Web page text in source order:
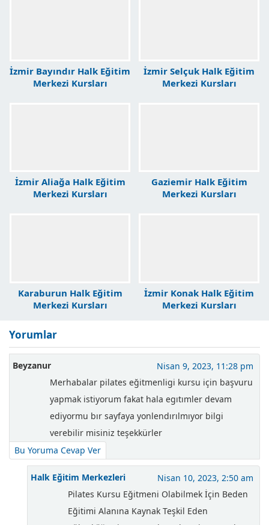
İzmir Bayındır Halk Eğitim
Merkezi Kursları
İzmir Selçuk Halk Eğitim
Merkezi Kursları
İzmir Aliağa Halk Eğitim
Merkezi Kursları
Gaziemir Halk Eğitim
Merkezi Kursları
Karaburun Halk Eğitim
Merkezi Kursları
İzmir Konak Halk Eğitim
Merkezi Kursları
Yorumlar
Beyzanur
Nisan 9, 2023, 11:28 pm
Merhabalar pilates eğitmenligi kursu için başvuru
yapmak istiyorum fakat hala egıtımler devam
ediyormu bır sayfaya yonlendırılmıyor bilgi
verebilir misiniz teşekkürler
Bu Yoruma Cevap Ver
Halk Eğitim Merkezleri
Nisan 10, 2023, 2:50 am
Pilates Kursu Eğitmeni Olabilmek İçin Beden
Eğitimi Alanına Kaynak Teşkil Eden